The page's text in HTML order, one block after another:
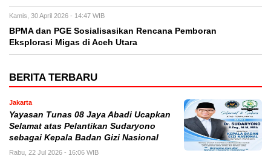
Kamis, 30 April 2026 - 14:47 WIB
BPMA dan PGE Sosialisasikan Rencana Pemboran
Eksplorasi Migas di Aceh Utara
BERITA TERBARU
Jakarta
Yayasan Tunas 08 Jaya Abadi Ucapkan
Selamat atas Pelantikan Sudaryono
sebagai Kepala Badan Gizi Nasional
Rabu, 22 Jul 2026 - 16:06 WIB